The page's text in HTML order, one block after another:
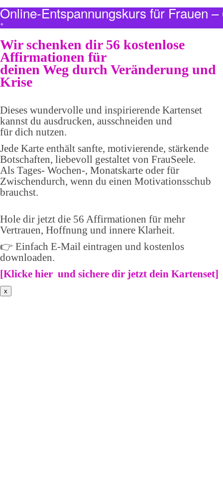
Online-Entspannungskurs für Frauen
+
Wir schenken dir 56 kostenlose
Affirmationen für
deinen Weg durch Veränderung und
Krise
Dieses wundervolle und inspirierende Kartenset
kannst du ausdrucken, ausschneiden und
für dich nutzen.
Jede Karte enthält sanfte, motivierende, stärkende
Botschaften, liebevoll gestaltet von FrauSeele.
Als Tages- Wochen-, Monatskarte oder für
Zwischendurch, wenn du einen Motivationsschub
brauchst.
Hole dir jetzt die 56 Affirmationen für mehr
Vertrauen, Hoffnung und innere Klarheit.
👉 Einfach E-Mail eintragen und kostenlos
downloaden.
[Klicke hier und sichere dir jetzt dein Kartenset]
x